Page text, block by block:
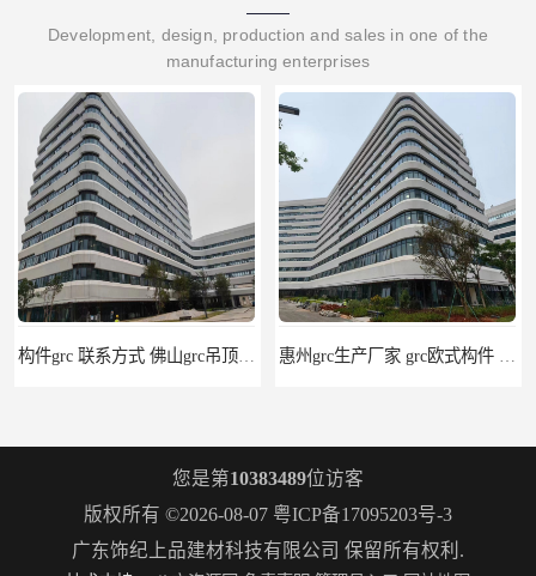
Development, design, production and sales in one of the
manufacturing enterprises
您是第10383489位访客
版权所有 ©2026-08-07 粤ICP备17095203号-3
广东饰纪上品建材科技有限公司 保留所有权利.